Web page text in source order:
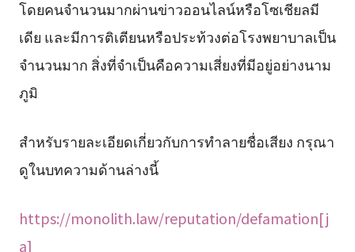
โดยคนจำนวนมากผ่านข่าวออนไลน์หรือโซเชียลมี
เดีย และมีการติเตียนหรือประท้วงต่อโรงพยาบาลเป็น
จำนวนมาก สิ่งที่จำเป็นคือความเสี่ยงที่มีอยู่อย่างนาม
ภูมิ
สำหรับรายละเอียดเกี่ยวกับการทำลายชื่อเสียง กรุณา
ดูในบทความด้านล่างนี้
https://monolith.law/reputation/defamation[j
a]